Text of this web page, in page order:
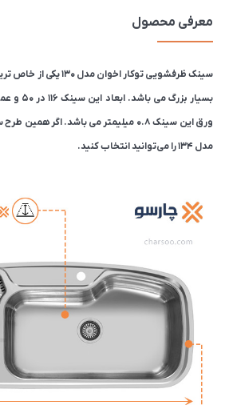
معرفی محصول
سینک ظرفشویی توکار
ورق این سینک 0.8 میلیمتر می باشد. اگر
مدل 134 را می‌توانید انتخاب کنید.